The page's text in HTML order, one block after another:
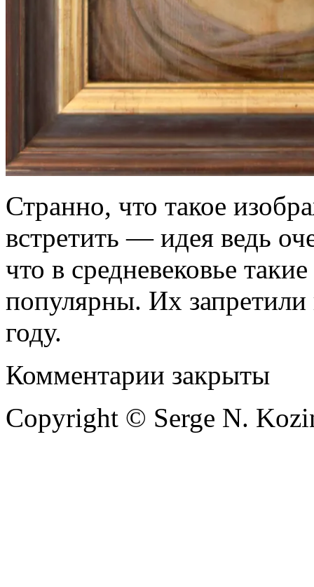
Странно, что такое
встретить — идея ведь
что в средневековье
популярны. Их
году.
Комментарии закрыты
Copyright © Serge N.